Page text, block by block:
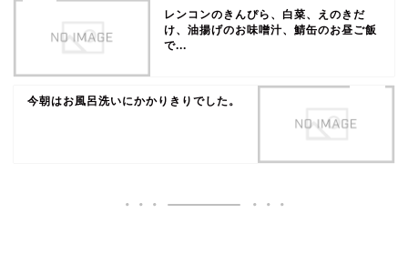
レンコンのきんぴら、白菜、えのきだ
け、油揚げのお味噌汁、鯖缶のお昼ご飯
で...
今朝はお風呂洗いにかかりきりでした。